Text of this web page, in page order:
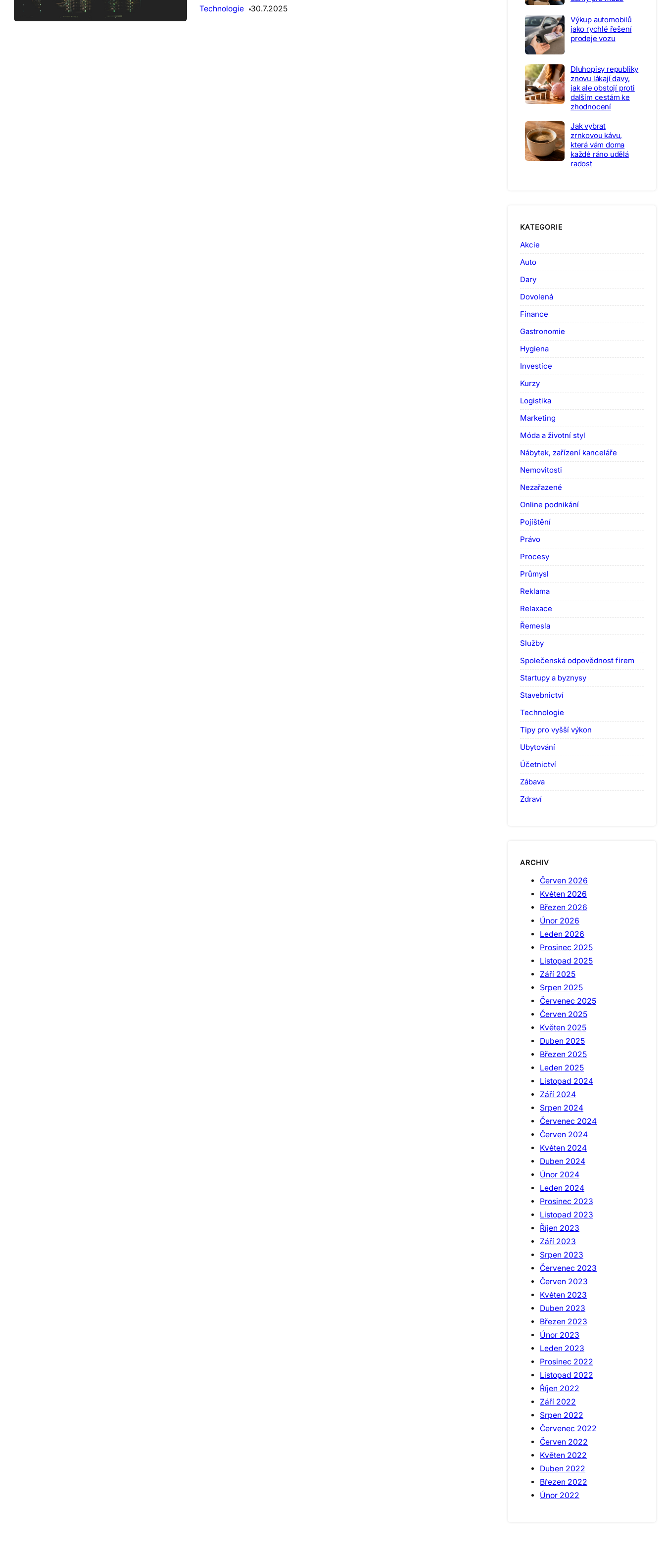
Technologie
30.7.2025
Výkup automobilů
jako rychlé řešení
prodeje vozu
Dluhopisy republiky
znovu lákají davy,
jak ale obstojí proti
dalším cestám ke
zhodnocení
Jak vybrat
zrnkovou kávu,
která vám doma
každé ráno udělá
radost
KATEGORIE
Akcie
Auto
Dary
Dovolená
Finance
Gastronomie
Hygiena
Investice
Kurzy
Logistika
Marketing
Móda a životní styl
Nábytek, zařízení kanceláře
Nemovitosti
Nezařazené
Online podnikání
Pojištění
Právo
Procesy
Průmysl
Reklama
Relaxace
Řemesla
Služby
Společenská odpovědnost firem
Startupy a byznysy
Stavebnictví
Technologie
Tipy pro vyšší výkon
Ubytování
Účetnictví
Zábava
Zdraví
ARCHIV
Červen 2026
Květen 2026
Březen 2026
Únor 2026
Leden 2026
Prosinec 2025
Listopad 2025
Září 2025
Srpen 2025
Červenec 2025
Červen 2025
Květen 2025
Duben 2025
Březen 2025
Leden 2025
Listopad 2024
Září 2024
Srpen 2024
Červenec 2024
Červen 2024
Květen 2024
Duben 2024
Únor 2024
Leden 2024
Prosinec 2023
Listopad 2023
Říjen 2023
Září 2023
Srpen 2023
Červenec 2023
Červen 2023
Květen 2023
Duben 2023
Březen 2023
Únor 2023
Leden 2023
Prosinec 2022
Listopad 2022
Říjen 2022
Září 2022
Srpen 2022
Červenec 2022
Červen 2022
Květen 2022
Duben 2022
Březen 2022
Únor 2022